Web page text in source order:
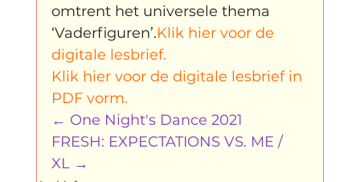
omtrent het universele thema
‘Vaderfiguren’.Klik hier voor de
digitale lesbrief.
Klik hier voor de digitale lesbrief in
PDF vorm.
← One Night's Dance 2021
FRESH: EXPECTATIONS VS. ME /
XL →